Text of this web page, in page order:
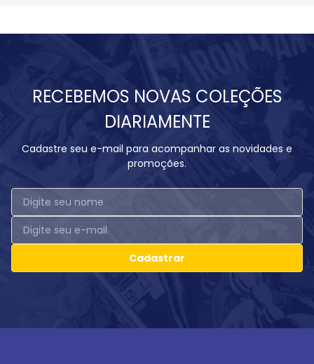
RECEBEMOS NOVAS COLEÇÕES
DIARIAMENTE
Cadastre seu e-mail para acompanhar as novidades e
promoções.
Cadastrar